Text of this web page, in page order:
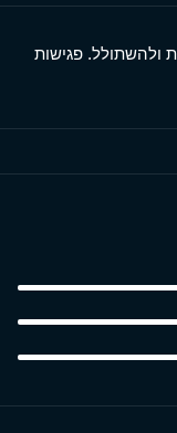
ולהשתולל. פגישות